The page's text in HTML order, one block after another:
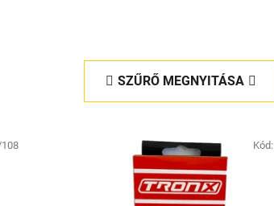
SZŰRŐ MEGNYITÁSA
Kód: